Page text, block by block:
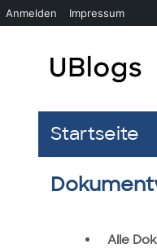
Startseite
Alle
Anmelden Impressum